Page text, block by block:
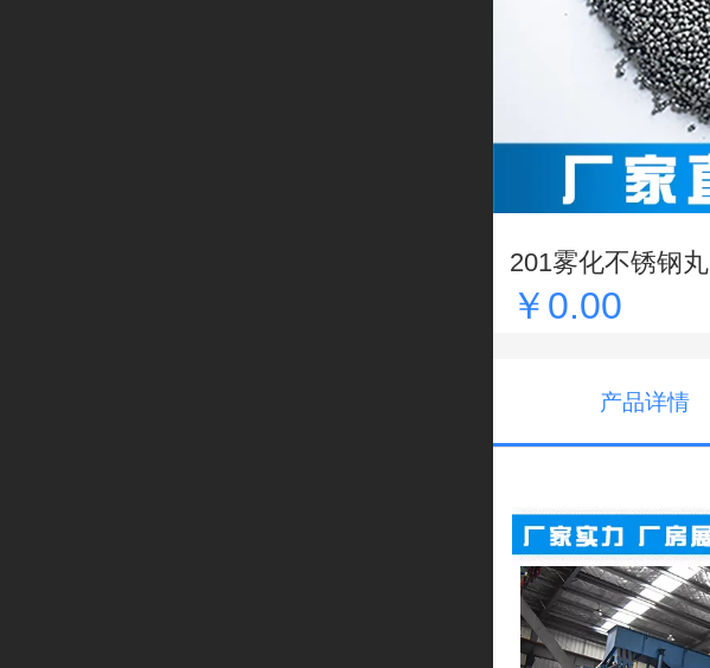
201雾化不锈钢丸
￥0.00
产品详情